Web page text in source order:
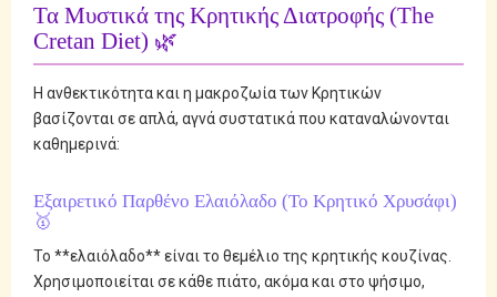
Τα Μυστικά της Κρητικής Διατροφής (The
Cretan Diet) 🌿
Η ανθεκτικότητα και η μακροζωία των Κρητικών
βασίζονται σε απλά, αγνά συστατικά που καταναλώνονται
καθημερινά:
Εξαιρετικό Παρθένο Ελαιόλαδο (Το Κρητικό Χρυσάφι)
🥇
Το **ελαιόλαδο** είναι το θεμέλιο της κρητικής κουζίνας.
Χρησιμοποιείται σε κάθε πιάτο, ακόμα και στο ψήσιμο,